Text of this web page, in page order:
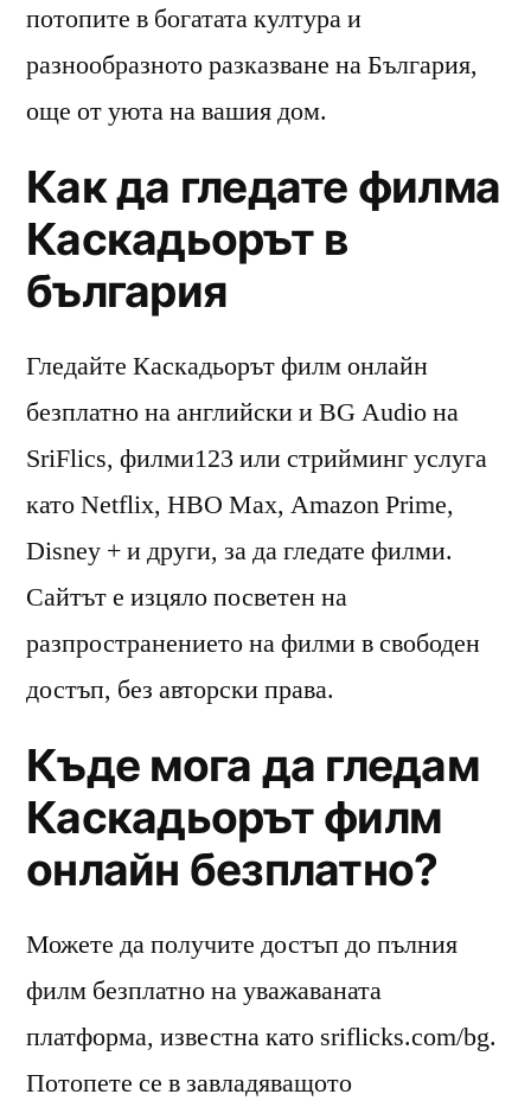
потопите в богатата култура и
разнообразното разказване на България,
още от уюта на вашия дом.
Как да гледате филма
Каскадьорът в
българия
Гледайте Каскадьорът филм онлайн
безплатно на английски и BG Audio на
SriFlics, филми123 или стрийминг услуга
като Netflix, HBO Max, Amazon Prime,
Disney + и други, за да гледате филми.
Сайтът е изцяло посветен на
разпространението на филми в свободен
достъп, без авторски права.
Къде мога да гледам
Каскадьорът филм
онлайн безплатно?
Можете да получите достъп до пълния
филм безплатно на уважаваната
платформа, известна като sriflicks.com/bg.
Потопете се в завладяващото